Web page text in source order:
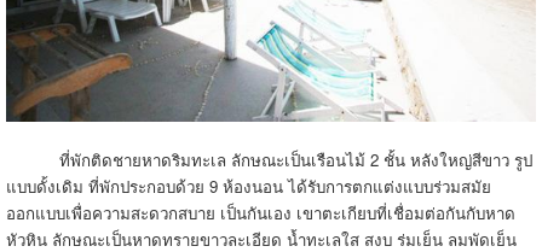
ที่พักติดชายหาดริมทะเล ลักษณะเป็นเรือนไม้ 2 ชั้น หลังใหญ่สีขาว รูป
แบบดั้งเดิม ที่พักประกอบด้วย 9 ห้องนอน ได้รับการตกแต่งแบบร่วมสมัย
ออกแบบเพื่อความสะดวกสบาย เป็นกันเอง เขาตะเกียบที่เชื่อมต่อกันกับหาด
หัวหิน ลักษณะเป็นหาดทรายขาวละเอียด น้ำทะเลใส สงบ ร่มเย็น ลมพัดเย็น